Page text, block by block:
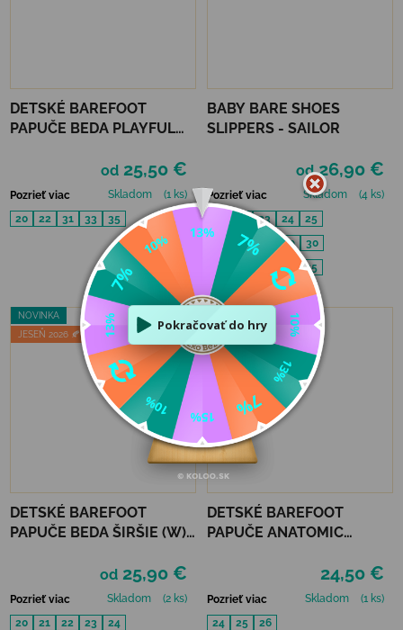
DETSKÉ BAREFOOT
PAPUČE BEDA PLAYFUL
od 25,50 €
Pozrieť viac Skladom
(1 ks)
20
22 31 33 35
BABY BARE SHOES
SLIPPERS - SAILOR
od26,90 €
Pozrieť viac Skladom
(4 ks)
22 23 24
25
26
27 28 29
30
31
33 34 35
NOVINKA
JESEŇ 2026 🍂
DETSKÉ BAREFOOT
PAPUČE BEDA ŠIRŠIE (W)
od 25,90 €
Pozrieť viac Skladom
(2 ks)
20
21 22 23
24
DETSKÉ BAREFOOT
PAPUČE ANATOMIC
24,50 €
Pozrieť viac Skladom
(1 ks)
24
25 26